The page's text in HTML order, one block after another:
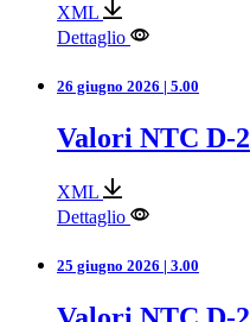
XML
Dettaglio
26 giugno 2026 | 5.00
Valori NTC D-2
XML
Dettaglio
25 giugno 2026 | 3.00